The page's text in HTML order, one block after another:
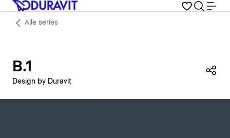
Alle series
B.1
Design by Duravit